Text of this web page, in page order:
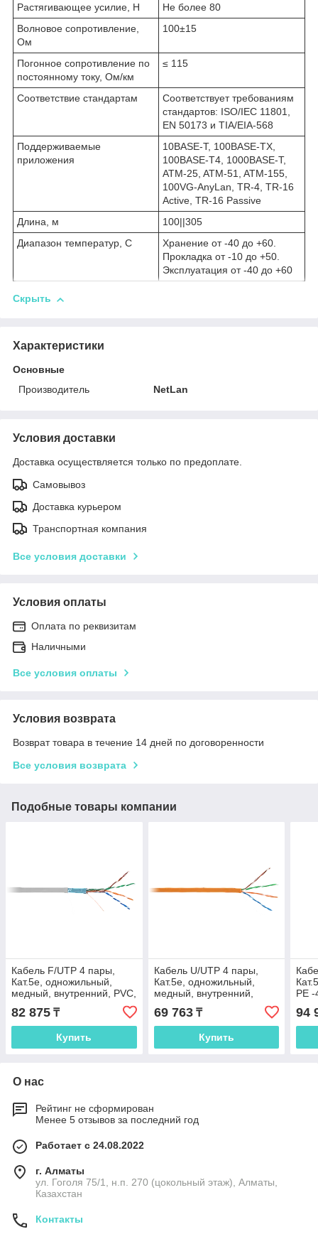
Растягивающее усилие, H
Не более 80
Волновое сопротивление,
Ом
100±15
Погонное сопротивление по
постоянному току, Ом/км
≤ 115
Соответствие стандартам
Соответствует требованиям
стандартов: ISO/IEC 11801,
EN 50173 и TIA/EIA-568
Поддерживаемые
приложения
10BASE-T, 100BASE-TX,
100BASE-T4, 1000BASE-T,
ATM-25, ATM-51, ATM-155,
100VG-AnyLan, TR-4, TR-16
Active, TR-16 Passive
Длина, м
100||305
Диапазон температур, С
Хранение от -40 до +60.
Прокладка от -10 до +50.
Эксплуатация от -40 до +60
Скрыть
Характеристики
Основные
Производитель
NetLan
Условия доставки
Доставка осуществляется только по предоплате.
Самовывоз
Доставка курьером
Транспортная компания
Все условия доставки
Условия оплаты
Оплата по реквизитам
Наличными
Все условия оплаты
Условия возврата
Возврат товара в течение 14 дней по договоренности
Все условия возврата
Подобные товары компании
Кабель F/UTP 4 пары,
Кат.5e, одножильный,
медный, внутренний, PVC,
серый, 305м EC-UF004-
5E-PVC-GY
82 875 ₸
Купить
Кабель U/UTP 4 пары,
Кат.5e, одножильный,
медный, внутренний,
LSZH, оранжевый, 305м
EC-UU004-5E-LSZH-OR
69 763₸
Купить
PE
SW-
94
О нас
Рейтинг не сформирован
Менее 5 отзывов за последний год
Работает с 24.08.2022
г. Алматы
ул. Гоголя 75/1, н.п. 270 (цокольный этаж), Алматы,
Казахстан
Контакты